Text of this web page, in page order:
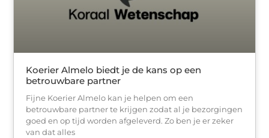
Koerier Almelo biedt je de kans op een
betrouwbare partner
Fijne Koerier Almelo kan je helpen om een
betrouwbare partner te krijgen zodat al je bezorgingen
goed en op tijd worden afgeleverd. Zo ben je er zeker
van dat alles